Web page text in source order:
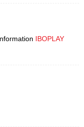
IBOPLAY